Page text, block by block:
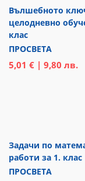
Вълшебното
целодневно
клас
ПРОСВЕТА
5,01 € | 9,80 лв.
Задачи по
работи за 1. клас
ПРОСВЕТА